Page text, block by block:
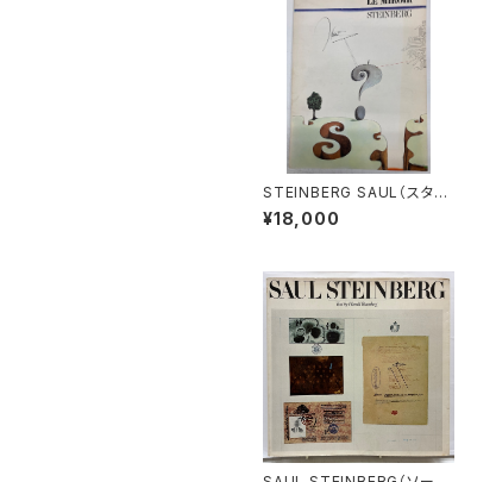
STEINBERG SAUL（スタイ
ンバーグ） Derrière le Mi
roir n.157 1966年 Mae
¥18,000